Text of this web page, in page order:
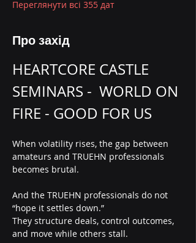
Переглянути всі 355 дат
Про захід
HEARTCORE CASTLE
SEMINARS -  WORLD ON
FIRE - GOOD FOR US
When volatility rises, the gap between
amateurs and TRUEHN professionals
becomes brutal.
And the TRUEHN professionals do not
“hope it settles down.”
They structure deals, control outcomes,
and move while others stall.